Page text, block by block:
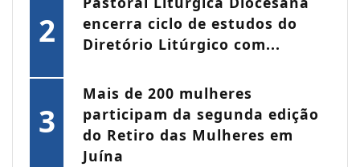
2
encerra ciclo de estudos do
Diretório Litúrgico com...
3
Mais de 200 mulheres
participam da segunda edição
do Retiro das Mulheres em
Juína